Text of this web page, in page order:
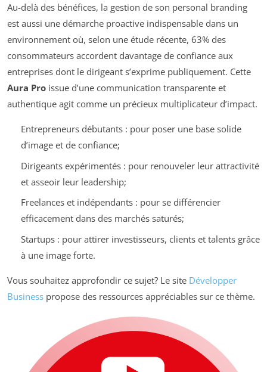
Au-delà des bénéfices, la gestion de son personal branding
est aussi une démarche proactive indispensable dans un
environnement où, selon une étude récente, 63% des
consommateurs accordent davantage de confiance aux
entreprises dont le dirigeant s’exprime publiquement. Cette
Aura Pro issue d’une communication transparente et
authentique agit comme un précieux multiplicateur d’impact.
Entrepreneurs débutants : pour poser une base solide
d’image et de confiance;
Dirigeants expérimentés : pour renouveler leur attractivité
et asseoir leur leadership;
Freelances et indépendants : pour se différencier
efficacement dans des marchés saturés;
Startups : pour attirer investisseurs, clients et talents grâce
à une image forte.
Vous souhaitez approfondir ce sujet? Le site Développer
Business propose des ressources appréciables sur ce thème.